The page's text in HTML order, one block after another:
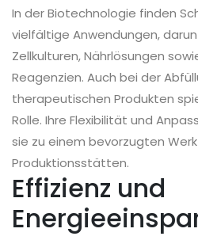
In der Biotechnologie finden
vielfältige Anwendungen,
Zellkulturen, Nährlösungen
Reagenzien. Auch bei der
therapeutischen Produkten
Rolle. Ihre Flexibilität und
sie zu einem bevorzugten
Produktionsstätten.
Effizienz und